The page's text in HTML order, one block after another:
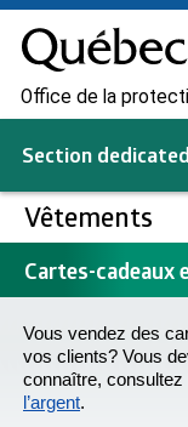
Office de la
Section
Vêtements
Cartes-cadeaux
Vous vendez des
vos clients? Vous
connaître, consultez
l’argent.